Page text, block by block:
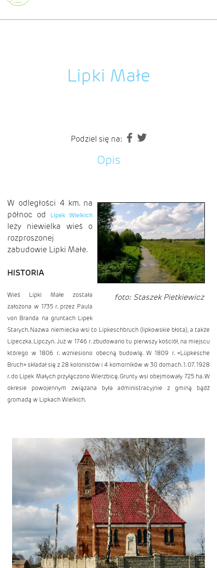
Lipki Małe
Podziel się na:
Opis
foto: Staszek Pietkiewicz
W odległości 4 km. na
północ od
Lipek Wielkich
leży niewielka wieś o
rozproszonej
zabudowie Lipki Małe.
HISTORIA
Wieś Lipki Małe została
założona w 1735 r. przez Paula
von Branda na gruntach Lipek
Starych. Nazwa niemiecka wsi to Lipkeschbruch (lipkowskie błota), a także
Lipeczka, Lipczyn. Już w 1746 r. zbudowano tu pierwszy kościół, na miejscu
którego w 1806 r. wzniesiono obecną budowlę. W 1809 r. «Lüpkesche
Bruch» składał się z 28 kolonistów i 4 komorników w 30 domach. 1. 07. 1928
r. do Lipek Małych przyłączono Wierzbicę. Grunty wsi obejmowały 725 ha. W
okresie powojennym związana była administracyjnie z gminą bądź
gromadą w Lipkach Wielkich.